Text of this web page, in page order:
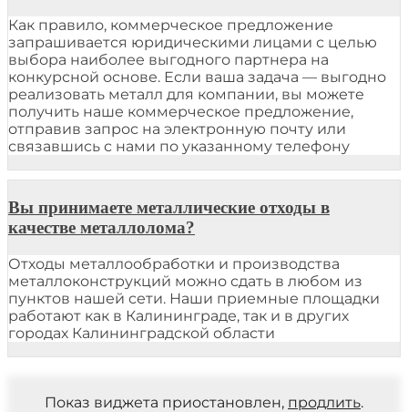
Как правило, коммерческое предложение
запрашивается юридическими лицами с целью
выбора наиболее выгодного партнера на
конкурсной основе. Если ваша задача — выгодно
реализовать металл для компании, вы можете
получить наше коммерческое предложение,
отправив запрос на электронную почту или
связавшись с нами по указанному телефону
Вы принимаете металлические отходы в
качестве металлолома?
Отходы металлообработки и производства
металлоконструкций можно сдать в любом из
пунктов нашей сети. Наши приемные площадки
работают как в Калининграде, так и в других
городах Калининградской области
Показ виджета приостановлен, продлить.